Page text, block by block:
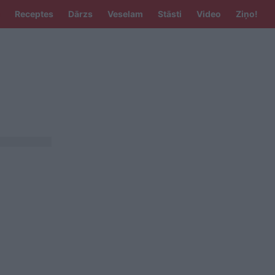
Receptes Dārzs Veselam Stāsti Video Ziņo!